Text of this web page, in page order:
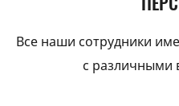
Все наши сотрудники
с различными